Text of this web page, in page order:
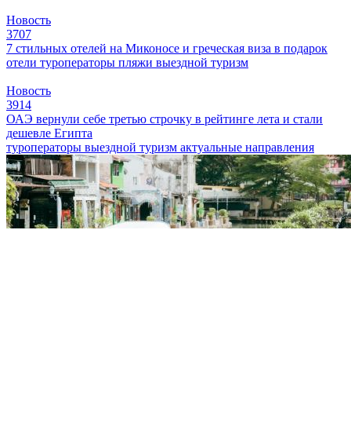
Новость
3707
7 стильных отелей на Миконосе и греческая виза в подарок
отели туроператоры пляжи выездной туризм
Новость
3914
ОАЭ вернули себе третью строчку в рейтинге лета и стали
дешевле Египта
туроператоры выездной туризм актуальные направления